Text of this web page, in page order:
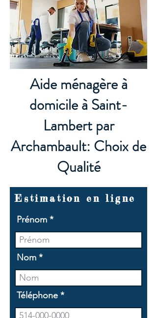
Aide ménagère à
domicile à Saint-
Lambert par
Archambault: Choix de
Qualité
Estimation en ligne
Prénom
Nom
Téléphone